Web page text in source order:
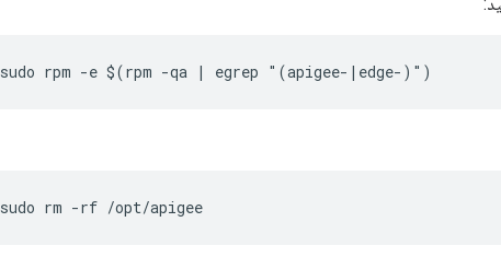
sudo rpm -e $(rpm -qa | egrep "(apigee-|edge-)")
sudo rm -rf /opt/apigee